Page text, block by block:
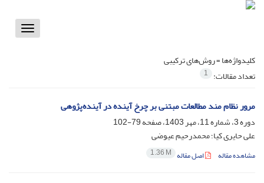
Toggle
کلیدواژه‌ها =روش‌های ترکیبی
تعداد مقالات: 1
مرور نظام مند مطالعات مبتنی بر چرخ آینده در آینده‌پژوهی
دوره 3، شماره 11، مهر 1403، صفحه
79-102
علی حایری کیا؛ محمدرحیم عیوضی
مشاهده مقاله اصل مقاله 1.36 M